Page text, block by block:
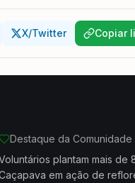
X/Twitter Copiar
Destaque da Comunidade
plantam mais de
em ação de